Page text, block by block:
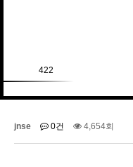
422
jnse 0건 4,654회